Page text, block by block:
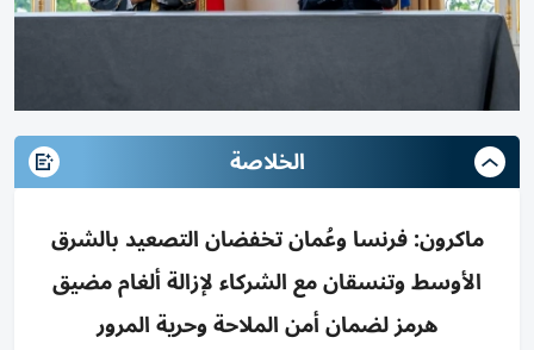
الخلاصة
ماكرون: فرنسا وعُمان تخفضان التصعيد بالشرق
الأوسط وتنسقان مع الشركاء لإزالة ألغام مضيق
هرمز لضمان أمن الملاحة وحرية المرور